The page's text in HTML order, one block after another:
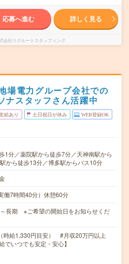
応募へ進む 詳しく見る
会社リクルートスタッフィング
場電力グループ会社での
ナスタッフさん活躍中
給あり 土日祝日が休み WEB登録OK
1分／薬院駅から徒歩7分／天神南駅から
から徒歩13分／博多駅からバス10分
働7時間40分）休憩60分
長期 ※ご希望の開始日をお知らせくだ
時給1,330円目安） #月収20万円以上
でいつでも安定・安心】